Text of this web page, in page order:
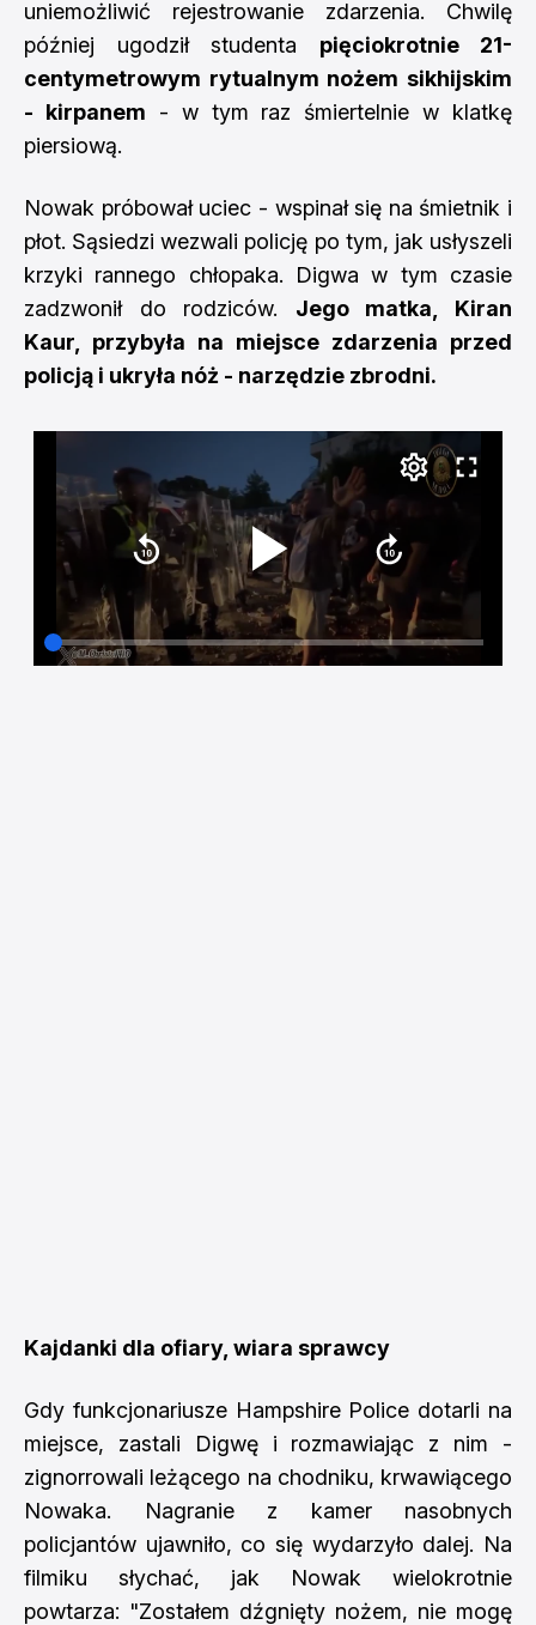
uniemożliwić rejestrowanie zdarzenia. Chwilę
później ugodził studenta pięciokrotnie 21-
centymetrowym rytualnym nożem sikhijskim
- kirpanem - w tym raz śmiertelnie w klatkę
piersiową.
Nowak próbował uciec - wspinał się na śmietnik i
płot. Sąsiedzi wezwali policję po tym, jak usłyszeli
krzyki rannego chłopaka. Digwa w tym czasie
zadzwonił do rodziców. Jego matka, Kiran
Kaur, przybyła na miejsce zdarzenia przed
policją i ukryła nóż - narzędzie zbrodni.
Kajdanki dla ofiary, wiara sprawcy
Gdy funkcjonariusze Hampshire Police dotarli na
miejsce, zastali Digwę i rozmawiając z nim -
zignorrowali leżącego na chodniku, krwawiącego
Nowaka. Nagranie z kamer nasobnych
policjantów ujawniło, co się wydarzyło dalej. Na
filmiku słychać, jak Nowak wielokrotnie
powtarza: "Zostałem dźgnięty nożem, nie mogę